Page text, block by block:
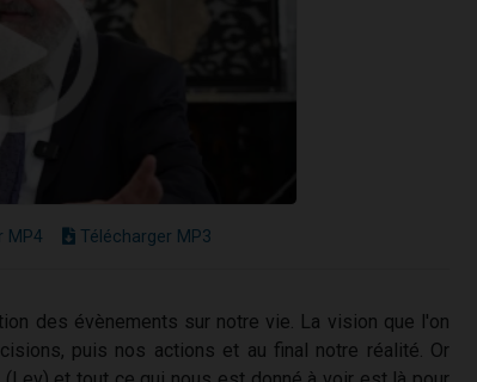
MP4 Télécharger MP3
des évènements sur notre vie. La vision que l'on
puis nos actions et au final notre réalité. Or